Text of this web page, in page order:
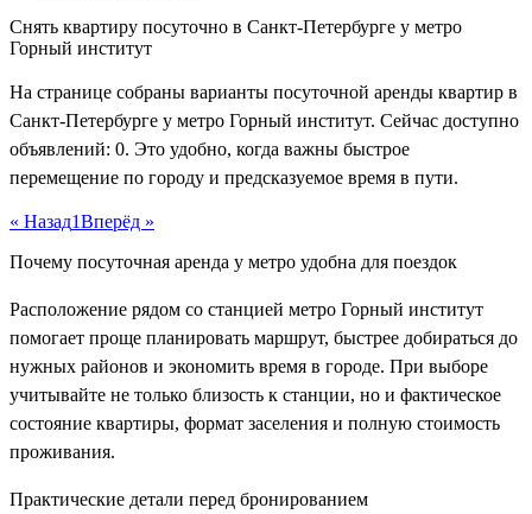
Снять квартиру посуточно в Санкт-Петербурге у метро
Горный институт
На странице собраны варианты посуточной аренды квартир в
Санкт-Петербурге у метро Горный институт. Сейчас доступно
объявлений: 0. Это удобно, когда важны быстрое
перемещение по городу и предсказуемое время в пути.
« Назад1Вперёд »
Почему посуточная аренда у метро удобна для поездок
Расположение рядом со станцией метро Горный институт
помогает проще планировать маршрут, быстрее добираться до
нужных районов и экономить время в городе. При выборе
учитывайте не только близость к станции, но и фактическое
состояние квартиры, формат заселения и полную стоимость
проживания.
Практические детали перед бронированием